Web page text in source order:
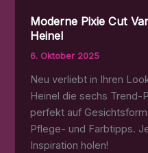
Moderne Pixie Cut
Heinel
6. Oktober 2025
Neu verliebt in Ihren
Heinel die sechs Trend-
perfekt auf
Pflege- und Farbtipps.
Inspiration holen!